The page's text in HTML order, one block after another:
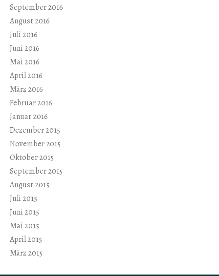
September 2016
August 2016
Juli 2016
Juni 2016
Mai 2016
April 2016
März 2016
Februar 2016
Januar 2016
Dezember 2015
November 2015
Oktober 2015
September 2015
August 2015
Juli 2015
Juni 2015
Mai 2015
April 2015
März 2015